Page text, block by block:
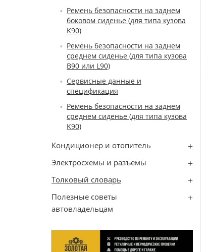
Ремень безопасности на заднем
боковом сиденье (для типа кузова
K90)
Ремень безопасности на заднем
среднем сиденье (для типа кузова
B90 или L90)
Сервисные данные и
спецификация
Ремень безопасности на заднем
среднем сиденье (для типа кузова
K90)
Кондиционер и отопитель
Электросхемы и разъемы
Толковый словарь
Полезные советы
автовладельцам